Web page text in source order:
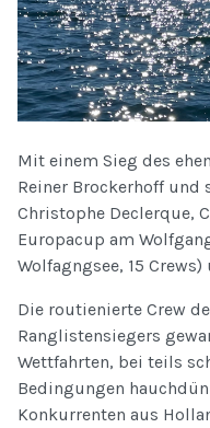
Mit einem Sieg des
Reiner Brockerhoff und
Christophe Declerque,
Europacup am
Wolfagngsee, 15
Die routienierte Crew
Ranglistensiegers
Wettfahrten, bei teils
Bedingungen
Konkurrenten aus